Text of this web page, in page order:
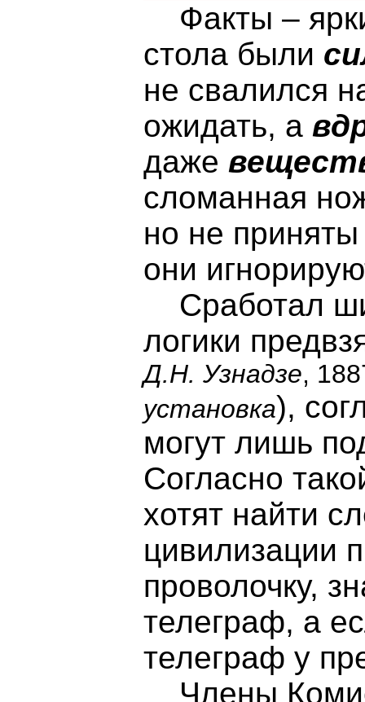
Факты –
стола были
не свалился
ожидать, а
даже
сломанная
но не
они
Сработал
логики
Д.Н. Узнадзе,
установка),
могут лишь
Согласно
хотят найти
цивилизации
проволочку,
телеграф, а
телеграф у
Члены